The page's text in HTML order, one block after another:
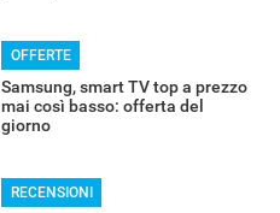
OFFERTE
Samsung, smart TV top a prezzo
mai così basso: offerta del
giorno
RECENSIONI